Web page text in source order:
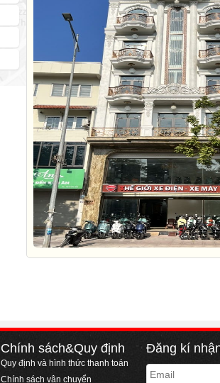
Chính sách&Quy định
Quy định và hình thức thanh toán
Chính sách vận chuyển
Đăng kí
Email